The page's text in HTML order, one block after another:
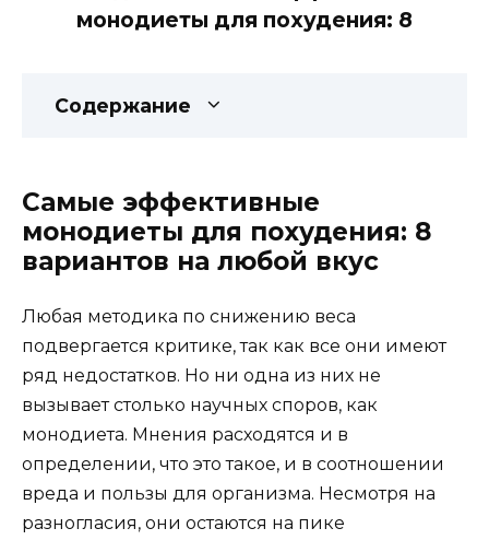
монодиеты для похудения: 8
Содержание
Самые эффективные
монодиеты для похудения: 8
вариантов на любой вкус
Любая методика по снижению веса
подвергается критике, так как все они имеют
ряд недостатков. Но ни одна из них не
вызывает столько научных споров, как
монодиета. Мнения расходятся и в
определении, что это такое, и в соотношении
вреда и пользы для организма. Несмотря на
разногласия, они остаются на пике